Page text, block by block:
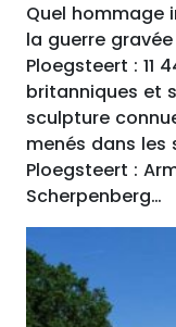
Quel hommage
la guerre
Ploegsteert : 11
britanniques et
sculpture
menés dans les
Ploegsteert :
Scherpenberg…